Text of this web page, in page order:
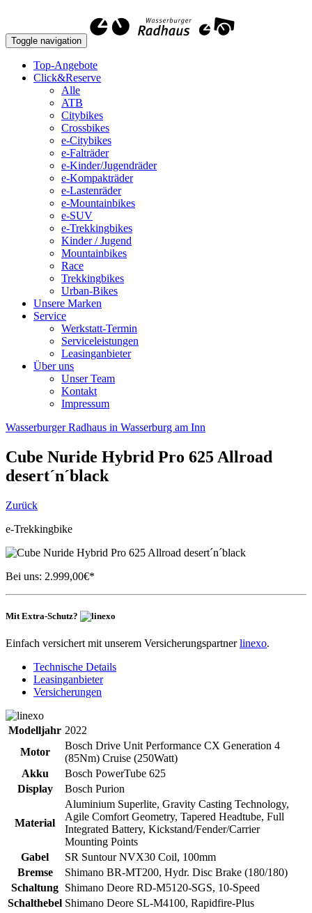
Toggle navigation
Top-Angebote
Click&Reserve
Alle
ATB
Citybikes
Crossbikes
e-Citybikes
e-Falträder
e-Kinder/Jugendräder
e-Kompakträder
e-Lastenräder
e-Mountainbikes
e-SUV
e-Trekkingbikes
Kinder / Jugend
Mountainbikes
Race
Trekkingbikes
Urban-Bikes
Unsere Marken
Service
Werkstatt-Termin
Serviceleistungen
Leasinganbieter
Über uns
Unser Team
Kontakt
Impressum
Wasserburger Radhaus in Wasserburg am Inn
Cube Nuride Hybrid Pro 625 Allroad
desert´n´black
Zurück
e-Trekkingbike
Bei uns: 2.999,00€*
Mit Extra-Schutz?
Einfach versichert mit unserem Versicherungspartnerlinexo.
Technische Details
Leasinganbieter
Versicherungen
Modelljahr 2022
Motor
Bosch Drive Unit Performance CX Generation 4
(85Nm) Cruise (250Watt)
Akku
Bosch PowerTube 625
Display
Bosch Purion
Material
Aluminium Superlite, Gravity Casting Technology,
Agile Comfort Geometry, Tapered Headtube, Full
Integrated Battery, Kickstand/Fender/Carrier
Mounting Points
Gabel
SR Suntour NVX30 Coil, 100mm
Bremse
Shimano BR-MT200, Hydr. Disc Brake (180/180)
Schaltung Shimano Deore RD-M5120-SGS, 10-Speed
Schalthebel Shimano Deore SL-M4100, Rapidfire-Plus